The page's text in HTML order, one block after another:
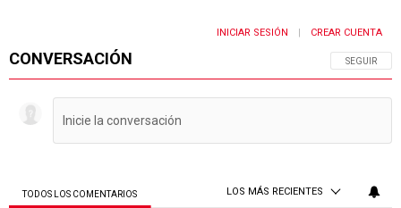
CONVERSACIÓN SIGA ESTA
SEGUIR
INICIAR SESIÓN CREAR CUENTA
TODOS LOS COMENTARIOS LOS MÁS RECIENTES